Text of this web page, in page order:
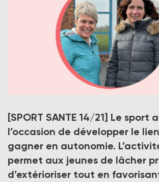
partage, de citoyenneté et consolide
Cette année, à l’occasion des Jeux
Paris 2024, l’équipe des Longs Champs
mobilise autour du sport, de l’inclusion
thématique dans son projet
détaillent Marie-Paule Mariani, aide
[SPORT SANTE 14/21] Le sport
l’occasion de développer le
gagner en autonomie.
permet aux jeunes de lâcher
d’extérioriser tout en